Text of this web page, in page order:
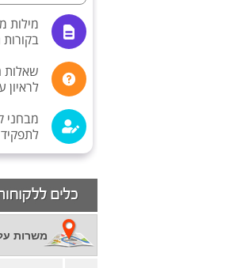
מילות
בקורות
שאלות
לראיון
מבחני
לתפקיד
משרות